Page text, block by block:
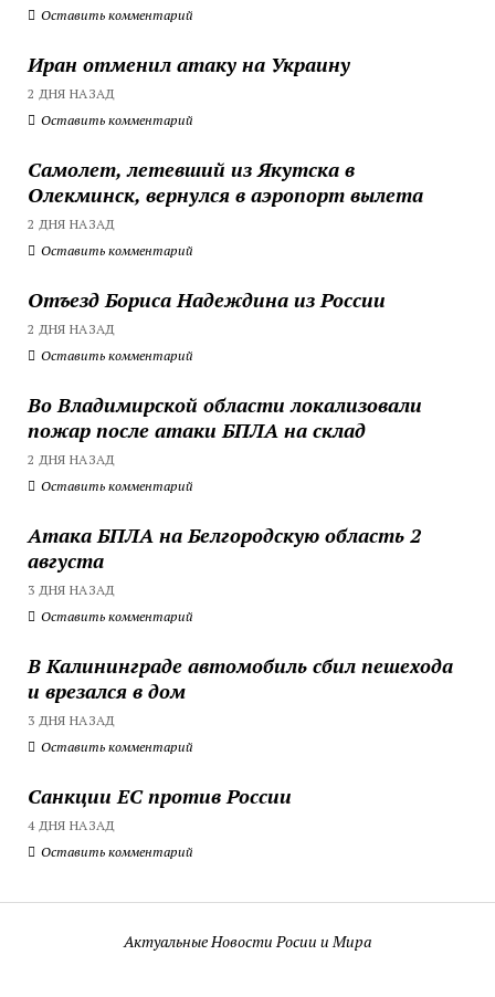
Оставить комментарий
Иран отменил атаку на Украину
2 ДНЯ НАЗАД
Оставить комментарий
Самолет, летевший из Якутска в
Олекминск, вернулся в аэропорт вылета
2 ДНЯ НАЗАД
Оставить комментарий
Отъезд Бориса Надеждина из России
2 ДНЯ НАЗАД
Оставить комментарий
Во Владимирской области локализовали
пожар после атаки БПЛА на склад
2 ДНЯ НАЗАД
Оставить комментарий
Атака БПЛА на Белгородскую область 2
августа
3 ДНЯ НАЗАД
Оставить комментарий
В Калининграде автомобиль сбил пешехода
и врезался в дом
3 ДНЯ НАЗАД
Оставить комментарий
Санкции ЕС против России
4 ДНЯ НАЗАД
Оставить комментарий
Актуальные Новости Росии и Мира